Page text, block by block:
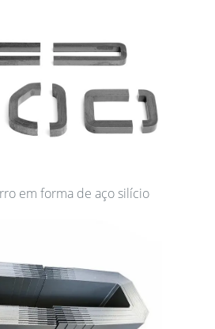
em forma de aço silício